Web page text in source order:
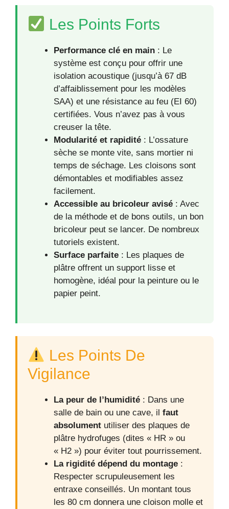
Les Points Forts
Performance clé en main : Le
système est conçu pour offrir une
isolation acoustique (jusqu’à 67 dB
d’affaiblissement pour les modèles
SAA) et une résistance au feu (EI 60)
certifiées. Vous n’avez pas à vous
creuser la tête.
Modularité et rapidité : L’ossature
sèche se monte vite, sans mortier ni
temps de séchage. Les cloisons sont
démontables et modifiables assez
facilement.
Accessible au bricoleur avisé : Avec
de la méthode et de bons outils, un bon
bricoleur peut se lancer. De nombreux
tutoriels existent.
Surface parfaite : Les plaques de
plâtre offrent un support lisse et
homogène, idéal pour la peinture ou le
papier peint.
Les Points De
Vigilance
La peur de l’humidité : Dans une
salle de bain ou une cave, il faut
absolument utiliser des plaques de
plâtre hydrofuges (dites « HR » ou
« H2 ») pour éviter tout pourrissement.
La rigidité dépend du montage :
Respecter scrupuleusement les
entraxe conseillés. Un montant tous
les 80 cm donnera une cloison molle et